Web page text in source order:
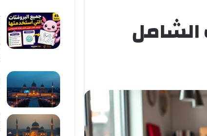
دليلك الشامل